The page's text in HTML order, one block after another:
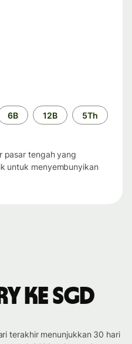
6B 12B 5Th
pasar tengah yang
untuk menyembunyikan
ke SGD
terakhir menunjukkan 30 hari